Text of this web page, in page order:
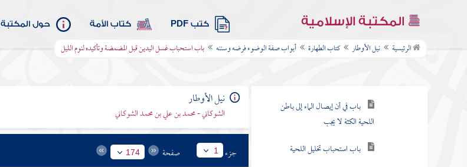
المكتبة الإسلامية كتب PDF كتاب الأمة حول المكتبة
الرئيسية نيل الأوطار كتاب الطهارة أبواب صفة الوضوء فرضه وسننه باب استحباب غسل اليدين قبل المضمضة وتأكيده لنوم الليل
غسل الوجه واليدين
باب المبالغة في الاستنشاق
باب في أن إيصال الماء إلى باطن
اللحية الكثة لا يجب
باب استحباب تخليل اللحية
نيل الأوطار
الشوكاني - محمد بن علي بن محمد الشوكاني
جزء 1 صفحة 174